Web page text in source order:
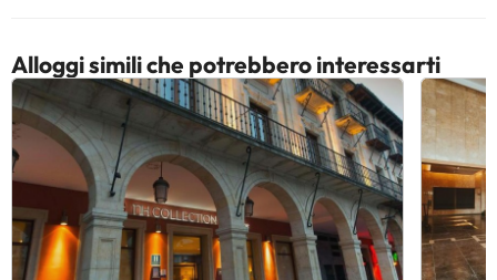
Alloggi simili che potrebbero interessarti